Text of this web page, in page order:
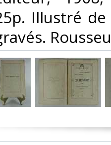
Illustré